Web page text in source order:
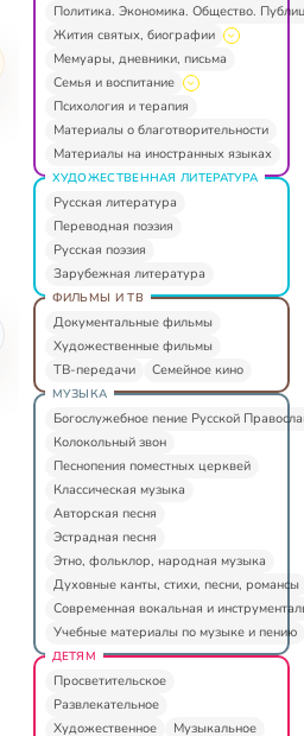
Политика. Экономика. Общество.
Жития святых, биографии
Мемуары, дневники, письма
Семья и воспитание
Психология и терапия
Материалы о благотворительности
Материалы на иностранных языках
ХУДОЖЕСТВЕННАЯ ЛИТЕРАТУРА
Русская литература
Переводная поэзия
Русская поэзия
Зарубежная литература
ФИЛЬМЫ И ТВ
Документальные фильмы
Художественные фильмы
ТВ-передачи
Семейное кино
МУЗЫКА
Богослужебное пение Русской
Колокольный звон
Песнопения поместных церквей
Классическая музыка
Авторская песня
Эстрадная песня
Этно, фольклор, народная музыка
Духовные канты, стихи, песни, романсы
Современная вокальная и
Учебные материалы по музыке и пению
ДЕТЯМ
Просветительское
Развлекательное
Художественное
Музыкальное